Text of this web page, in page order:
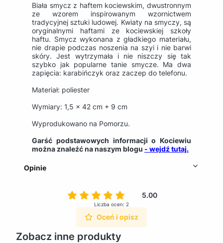
Biała smycz z haftem kociewskim, dwustronnym
ze wzorem inspirowanym wzornictwem
tradycyjnej sztuki ludowej. Kwiaty na smyczy, są
oryginalnymi haftami ze kociewskiej szkoły
haftu. Smycz wykonana z gładkiego materiału,
nie drapie podczas noszenia na szyi i nie barwi
skóry. Jest wytrzymała i nie niszczy się tak
szybko jak popularne tanie smycze. Ma dwa
zapięcia: karabińczyk oraz zaczep do telefonu.
Materiał: poliester
Wymiary: 1,5 x 42 cm + 9 cm
Wyprodukowano na Pomorzu.
Garść podstawowych informacji o Kociewiu
można znaleźć na naszym blogu - wejdź tutaj.
Opinie
5.00
Liczba ocen: 2
Oceń i opisz
Zobacz inne produkty